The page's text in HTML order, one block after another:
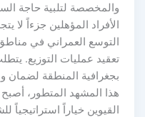
والمخصصة لتلبية حاجة
الأفراد المؤهلين جزءاً لا
التوسع العمراني في
تعقيد عمليات التوزيع.
بجغرافية المنطقة
هذا المشهد المتطور،
القيوين خياراً